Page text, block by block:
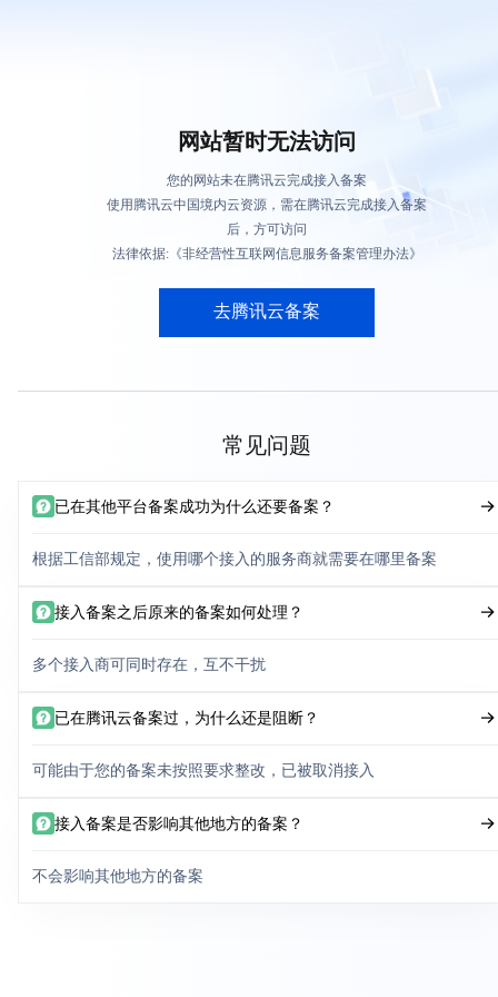
网站暂时无法访问
您的网站未在腾讯云完成接入备案
使用腾讯云中国境内云资源，需在腾讯云完成接入备案
后，方可访问
法律依据:《非经营性互联网信息服务备案管理办法》
去腾讯云备案
常见问题
已在其他平台备案成功为什么还要备案？
根据工信部规定，使用哪个接入的服务商就需要在哪里备案
接入备案之后原来的备案如何处理？
多个接入商可同时存在，互不干扰
已在腾讯云备案过，为什么还是阻断？
可能由于您的备案未按照要求整改，已被取消接入
接入备案是否影响其他地方的备案？
不会影响其他地方的备案